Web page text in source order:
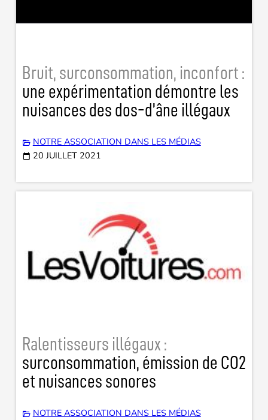
Bruit, surconsommation, inconfort :
une expérimentation démontre les
nuisances des dos-d’âne illégaux
NOTRE ASSOCIATION DANS LES MÉDIAS
20 JUILLET 2021
Ralentisseurs illégaux :
surconsommation, émission de CO2
et nuisances sonores
NOTRE ASSOCIATION DANS LES MÉDIAS